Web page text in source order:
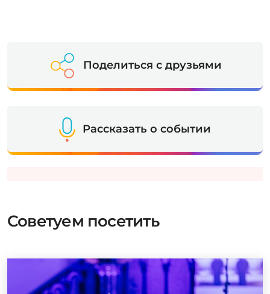
Поделиться с друзьями
Рассказать о событии
Советуем посетить